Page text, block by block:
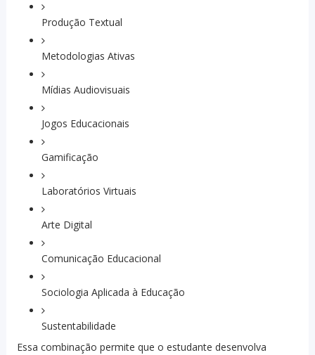
Produção Textual
Metodologias Ativas
Mídias Audiovisuais
Jogos Educacionais
Gamificação
Laboratórios Virtuais
Arte Digital
Comunicação Educacional
Sociologia Aplicada à Educação
Sustentabilidade
Essa combinação permite que o estudante desenvolva